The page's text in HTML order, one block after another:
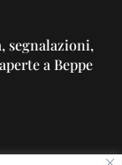
segnalazioni,
a Beppe